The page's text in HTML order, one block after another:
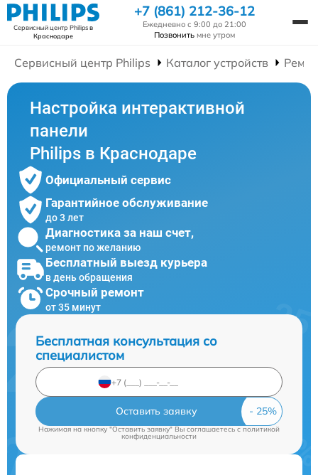
Сервисный центр Philipsв
Краснодаре
+7 (861) 212-36-12
Ежедневно с 9:00 до 21:00
Позвонить мне утром
Сервисный центр Philips Каталог устройств
Настройка интерактивной
панели
Philips в Краснодаре
Официальный сервис
Гарантийное обслуживание
до 3 лет
Диагностика за наш счет,
ремонт по желанию
Бесплатный выезд курьера
в день обращения
Срочный ремонт
от 35 минут
Бесплатная консультация со
специалистом
Оставить заявку
Нажимая на кнопку "Оставить заявку" Вы соглашаетесь c политикой
конфиденциальности